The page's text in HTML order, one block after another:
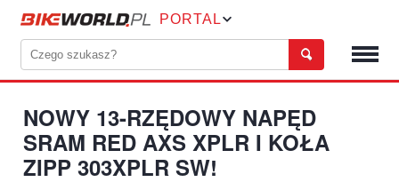
PORTAL
NOWY 13-RZĘDOWY NAPĘD
SRAM RED AXS XPLR I KOŁA
ZIPP 303XPLR SW!